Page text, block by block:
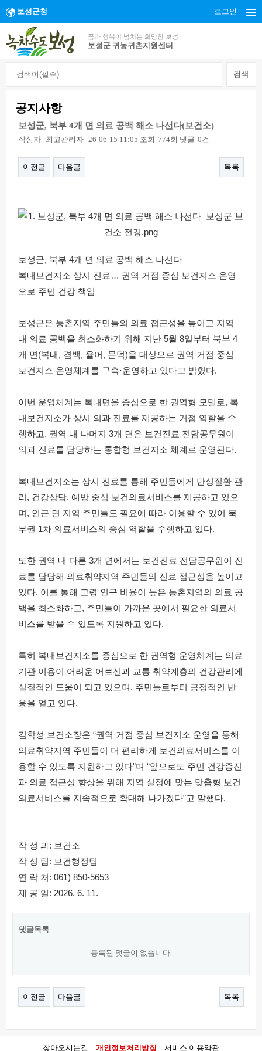
보성군청 로그인
꿈과 행복이 넘치는 희망찬 보성
보성군 귀농귀촌지원센터
공지사항
보성군, 북부 4개 면 의료 공백 해소 나선다(보건소)
작성자 최고관리자 26-06-15 11:05 조회 774회 댓글 0건
이전글 다음글 목록
보성군, 북부 4개 면 의료 공백 해소 나선다
복내보건지소 상시 진료… 권역 거점 중심 보건지소 운영
으로 주민 건강 책임
보성군은 농촌지역 주민들의 의료 접근성을 높이고 지역
내 의료 공백을 최소화하기 위해 지난 5월 8일부터 북부 4
개 면(복내, 겸백, 율어, 문덕)을 대상으로 권역 거점 중심
보건지소 운영체계를 구축·운영하고 있다고 밝혔다.
이번 운영체계는 복내면을 중심으로 한 권역형 모델로, 복
내보건지소가 상시 의과 진료를 제공하는 거점 역할을 수
행하고, 권역 내 나머지 3개 면은 보건진료 전담공무원이
의과 진료를 담당하는 통합형 보건지소 체계로 운영된다.
복내보건지소는 상시 진료를 통해 주민들에게 만성질환 관
리, 건강상담, 예방 중심 보건의료서비스를 제공하고 있으
며, 인근 면 지역 주민들도 필요에 따라 이용할 수 있어 북
부권 1차 의료서비스의 중심 역할을 수행하고 있다.
또한 권역 내 다른 3개 면에서는 보건진료 전담공무원이 진
료를 담당해 의료취약지역 주민들의 진료 접근성을 높이고
있다. 이를 통해 고령 인구 비율이 높은 농촌지역의 의료 공
백을 최소화하고, 주민들이 가까운 곳에서 필요한 의료서
비스를 받을 수 있도록 지원하고 있다.
특히 복내보건지소를 중심으로 한 권역형 운영체계는 의료
기관 이용이 어려운 어르신과 교통 취약계층의 건강관리에
실질적인 도움이 되고 있으며, 주민들로부터 긍정적인 반
응을 얻고 있다.
김학성 보건소장은 “권역 거점 중심 보건지소 운영을 통해
의료취약지역 주민들이 더 편리하게 보건의료서비스를 이
용할 수 있도록 지원하고 있다”며 “앞으로도 주민 건강증진
과 의료 접근성 향상을 위해 지역 실정에 맞는 맞춤형 보건
의료서비스를 지속적으로 확대해 나가겠다”고 말했다.
작 성 과: 보건소
작 성 팀: 보건행정팀
연 락 처: 061) 850-5653
제 공 일: 2026. 6. 11.
댓글목록
등록된 댓글이 없습니다.
이전글 다음글 목록
찾아오시는길 개인정보처리방침 서비스 이용약관